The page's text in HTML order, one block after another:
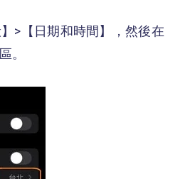
>【日期和時間】，然後在
。